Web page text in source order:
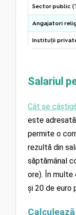
Sector public
Angajatori
Instituții
Salariul
Cât se
este
permite o
rezultă din
săptămânal
ore). În multe
și 20 de euro